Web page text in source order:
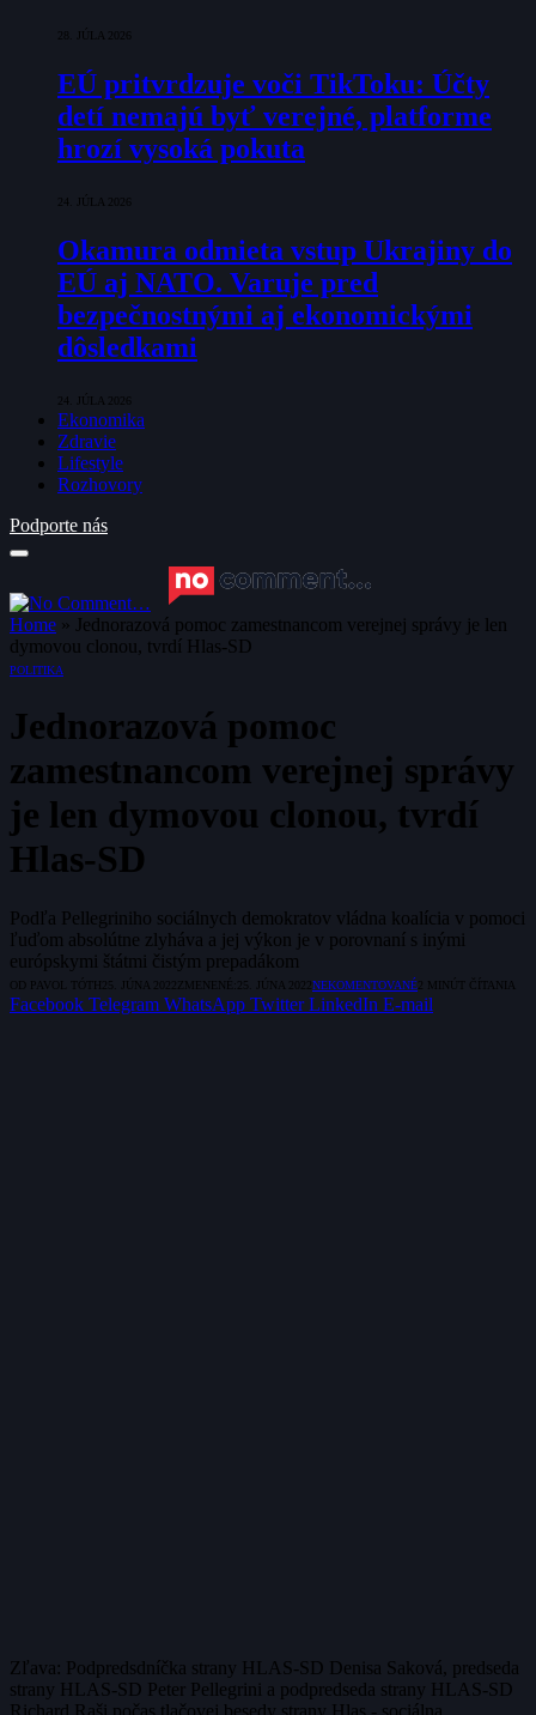
28. JÚLA 2026
EÚ pritvrdzuje voči TikToku: Účty
detí nemajú byť verejné, platforme
hrozí vysoká pokuta
24. JÚLA 2026
Okamura odmieta vstup Ukrajiny do
EÚ aj NATO. Varuje pred
bezpečnostnými aj ekonomickými
dôsledkami
24. JÚLA 2026
Ekonomika
Zdravie
Lifestyle
Rozhovory
Podporte nás
Home » Jednorazová pomoc zamestnancom verejnej správy je len
dymovou clonou, tvrdí Hlas-SD
POLITIKA
Jednorazová pomoc
zamestnancom verejnej správy
je len dymovou clonou, tvrdí
Hlas-SD
Podľa Pellegriniho sociálnych demokratov vládna koalícia v pomoci
ľuďom absolútne zlyháva a jej výkon je v porovnaní s inými
európskymi štátmi čistým prepadákom
OD PAVOL TÓTH 25. JÚNA 2022 ZMENENÉ: 25. JÚNA 2022 NEKOMENTOVANÉ 2 MINÚT ČÍTANIA
Facebook Telegram WhatsApp Twitter LinkedIn E-mail
Zľava: Podpredsdníčka strany HLAS-SD Denisa Saková, predseda
strany HLAS-SD Peter Pellegrini a podpredseda strany HLAS-SD
Richard Raši počas tlačovej besedy strany Hlas - sociálna